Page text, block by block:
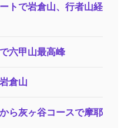
トで岩倉山、行者山経
六甲山最高峰
倉山
ら灰ヶ谷コースで摩耶